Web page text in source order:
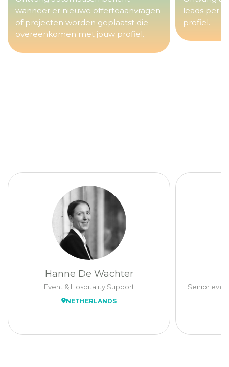
wanneer er nieuwe offerteaanvragen
of projecten worden geplaatst die
overeenkomen met jouw profiel.
leads per
profiel.
Hanne De Wachter
Event & Hospitality Support
NETHERLANDS
Senior